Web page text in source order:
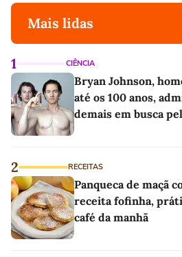
Mais lidas
1 CIÊNCIA
Bryan Johnson,
até os 100 anos,
demais em busca
2 RECEITAS
Panqueca de maçã
receita fofinha,
café da manhã